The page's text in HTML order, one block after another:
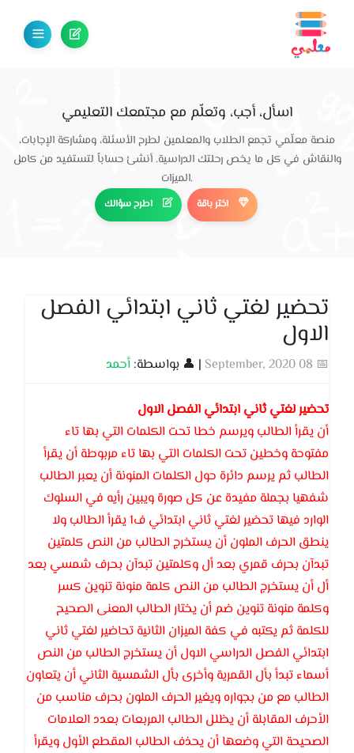
اسأل، أجب، وتعلّم مع مجتمعك التعليمي
منصة معلّمي تجمع الطلاب والمعلمين لطرح الأسئلة، ومشاركة الإجابات،
والنقاش في كل ما يخص رحلتك الدراسية. أنشئ حساباً لتستفيد من كامل
الميزات.
اطرح سؤالك اختر باقة
تحضير لغتي ثاني ابتدائي الفصل
الاول
📅 08 September, 2020 | 👤 بواسطة: أحمد
تحضير لغتي ثاني ابتدائي الفصل الاول
أن يقرأ الطالب ويرسم خطا تحت الكلمات التي بها تاء
مفتوحة وخطين تحت الكلمات التي بها تاء مربوطة أن يقرأ
الطالب ثم يرسم دائرة حول الكلمات المنونة أن يعبر الطالب
شفهيا بجملة مفيدة عن كل صورة ويبين رأيه في السلوك
الوارد فيها تحضير لغتي ثاني ابتدائي ف1 يقرأ الطالب ولا
ينطق الحرف الملون أن يستخرج الطالب من النص كلمتين
تبدآن بحرف قمري بعد أل وكلمتين تبدآن بحرف شمسي بعد
أل أن يستخرج الطالب من النص كلمة منونة تنوين كسر
وكلمة منونة تنوين ضم أن يختار الطالب المعنى الصحيح
للكلمة ثم يكتبه في كفة الميزان الثانية تحاضير لغتي ثاني
ابتدائي الفصل الدراسي الاول أن يستخرج الطالب من النص
أسماء تبدأ بأل القمرية وأخرى بأل الشمسية الثاني أن يتعاون
الطالب مع من بجواره ويغير الحرف الملون بحرف مناسب من
الأحرف المقابلة أن يظلل الطالب المربعات بعدد العلامات
الصحيحة التي وضعها أن يحذف الطالب المقطع الأول ويقرأ